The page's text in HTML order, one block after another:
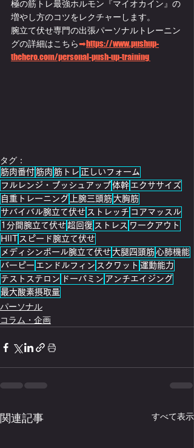
極の筋トレ最強ホルモン『マイオカイン』の
増やし方のコツをレクチャーします。
腕立て伏せ専門の出張パーソナルトレーニン
グの詳細はこちら➡https://www.pushup-
thehero.com/personal-push-up-training
タグ：
筋肉番付筋肉 筋トレ 正しいフォーム
フルレンジ・プッシュアップ体幹 エクササイズ
自重トレーニング
上腕三頭筋 大胸筋
サバイバル腕立て伏せ ストレッチ コアマッスル
1分間腕立て伏せ超回復 ストレス ワークアウト
HIIT スピード腕立て伏せ
メディシンボール腕立て伏せ大腿四頭筋 心肺機能
バーピー エンドルフィン スクワット 運動能力
テストステロン
ドーパミン アンチエイジング
最大酸素摂取量
パーソナル
コラム・企画
関連記事 すべて表示